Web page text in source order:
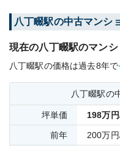
八丁畷駅の中古マンシ
現在の八丁畷駅のマン
八丁畷駅の価格は過去8年で
八丁畷駅の
坪単価 198万
前年 200万